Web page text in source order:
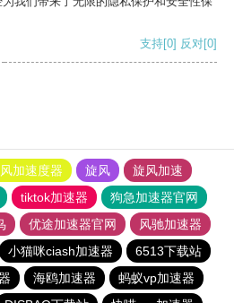
支持[0] 反对[0]
加速度器 旋风
旋风加速
tiktok加速器
狗急加速器官网
优途加速器官网
风驰加速器
小猫咪ciash加速器
6513下载站
海鸥加速器
蚂蚁vp加速器